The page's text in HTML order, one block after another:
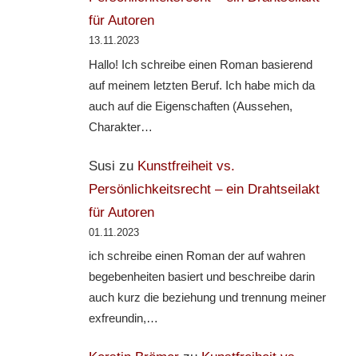
für Autoren
13.11.2023
Hallo! Ich schreibe einen Roman basierend
auf meinem letzten Beruf. Ich habe mich da
auch auf die Eigenschaften (Aussehen,
Charakter…
Susi zu Kunstfreiheit vs.
Persönlichkeitsrecht – ein Drahtseilakt
für Autoren
01.11.2023
ich schreibe einen Roman der auf wahren
begebenheiten basiert und beschreibe darin
auch kurz die beziehung und trennung meiner
exfreundin,…